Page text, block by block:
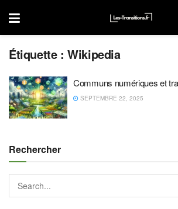
Étiquette :Wikipedia
Communs numériques et
SEPTEMBRE 22, 2025
Rechercher